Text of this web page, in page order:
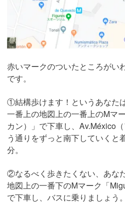
赤いマークのついたところがい
です。
①結構歩けます！というあなた
一番上の地図上の一番上のMマ
カン）」で下車し、Av.México
う通りをずっと南下していくと
分。
②なるべく歩きたくない、あな
地図上の一番下のMマーク「
で下車し、バスに乗りましょう。